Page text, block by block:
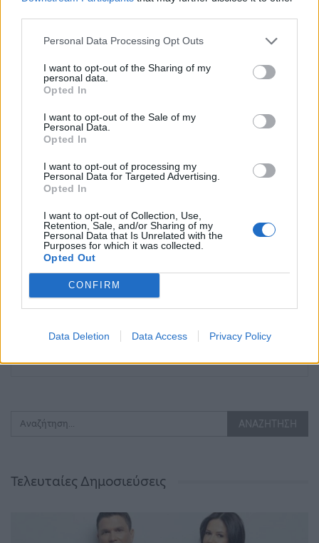
Personal Data Processing Opt Outs
I want to opt-out of the Sharing of my
personal data.
Opted In
I want to opt-out of the Sale of my
Personal Data.
Opted In
I want to opt-out of processing my
Personal Data for Targeted Advertising.
Opted In
I want to opt-out of Collection, Use,
Retention, Sale, and/or Sharing of my
Personal Data that Is Unrelated with the
Purposes for which it was collected.
Opted Out
CONFIRM
Data Deletion Data Access Privacy Policy
Εντατικοί
υγειονομικοί έλεγχοι
στα σχολεία ενόψει
σχολικής χρονιάς
Ανοίγουν σήμερα οι
Ανακοινώθηκαν από
το Υπουργείο
Παιδείας τα
αποτελέσματα για
την εισαγωγή
Πρεμιέρα σήμερα για
Μαθητών»
Τελευταίες Δημοσιεύσεις